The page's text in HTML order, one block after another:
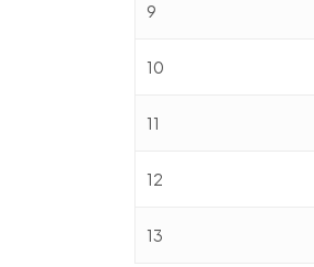
9
10
11
12
13